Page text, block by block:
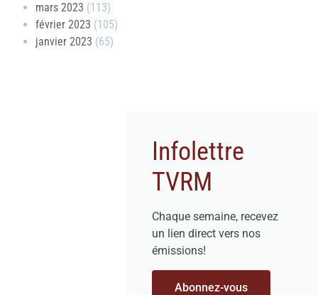
mars 2023 (113)
février 2023 (105)
janvier 2023 (65)
Infolettre
TVRM
Chaque semaine, recevez
un lien direct vers nos
émissions!
Abonnez-vous